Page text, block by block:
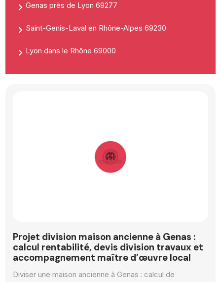
Genas près de Lyon 69277
Saint-Genis-Laval en Rhône-Alpes 69230
Lyon dans le Rhône 69000
Projet division maison ancienne à Genas :
calcul rentabilité, devis division travaux et
accompagnement maître d’œuvre local
Diviser une maison ancienne à Genas : calcul de